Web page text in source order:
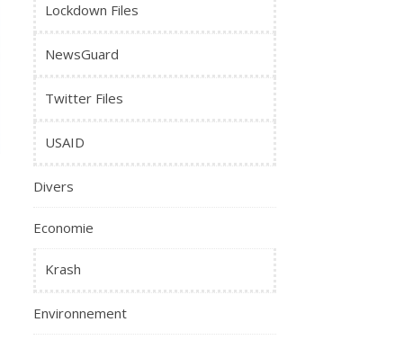
Lockdown Files
NewsGuard
Twitter Files
USAID
Divers
Economie
Krash
Environnement